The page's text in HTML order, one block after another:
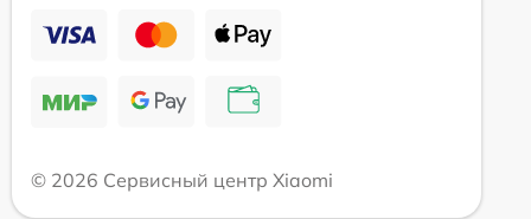
© 2026 Сервисный центр Xiaomi